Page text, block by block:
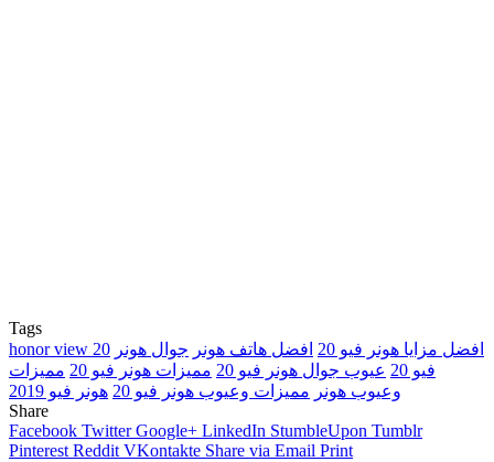
Tags
honor view 20
افضل مزايا هونر فيو 20 افضل هاتف هونر جوال هونر
فيو 20
عيوب جوال هونر فيو 20 مميزات هونر فيو 20
مميزات
وعيوب هونر مميزات وعيوب هونر فيو 20
هونر فيو 2019
Share
Facebook Twitter Google+ LinkedIn StumbleUpon Tumblr
Pinterest Reddit VKontakte Share via Email Print